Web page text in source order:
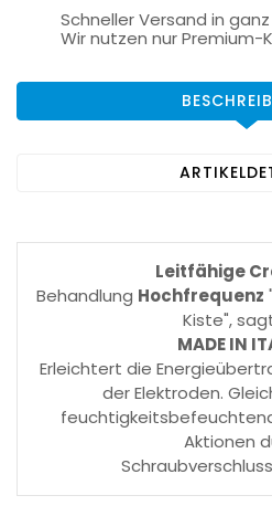
Schneller Versand in
Wir nutzen nur Premium-
Leitfähige
Behandlung Hochfrequenz
Kiste",
MADE IN
Erleichtert die
der Elektroden.
Aktionen